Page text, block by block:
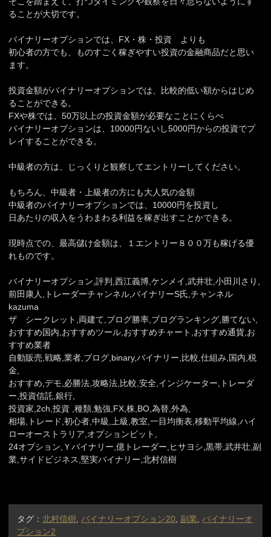
ることが大切です。
バイナリーオプションでは、FX・株・投資 よりも
初心者の方でも、ものすごく稼ぎやすい投資の金融商品だと思い
ます。
投資金額がバイナリーオプションでは、比較的低い額からはじめ
ることができる。
FXや株では、50万以上の投資金額が必要なことにくらべ
バイナリーオプションは、10000円ないし5000円からの投資でプ
レイすることができる。
中級者の方は、じっくりと観察してエントリーしてください。
もちろん、中級者・上級者の方にも大人気の金額
中級者のバイナリーオプションでは、10000円を投資し
日あたりの収入をうわまわる利益を稼ぎ出すことかできる。
現時点での、最高儲け金額は、１エントリー８００万も稼げる優
れものです。
バイナリーオプション,評判,西江義博,ケンメイ,武井壮,小田川さり,
前田康人,トレーダーチャンネル,バイナリーS氏,チャンネル
kazuma
ザ シークレット,両建て,ブログ勝率,ブログランキング,勝てない,
おすすめ国内,おすすめツール,おすすめチャート,おすすめ通貨,お
すすめ業者
自動販売,戦略,業者,ブログ,binary,バイナリー,比較,仕組み,国内,税
金,
おすすめ,デモ,必勝法,攻略法,比較,安全,インジケーター,トレーダ
ー,投資信託,銀行,
投資家,2ch,投資 ,種類,勉強,FX,株,BO,為替,外為,
相場,トレード,初心者,中級,上級,教室,一目均衡表,移動平均線,ハイ
ローオーストラリア,オプションビット,
24オプション,Ｙバイナリー,億トレーダー,ヒサヨシ,黒帯,武井壮,副
業,サイドビジネス,堅実バイナリー,北村信樹
タグ：北村信樹 バイナリーオプション20 ,副業
バイナリーオ
プション2